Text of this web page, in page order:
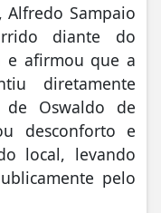
Sampaio
diante do
e afirmou que a
diretamente
de Oswaldo de
desconforto e
local, levando
pelo